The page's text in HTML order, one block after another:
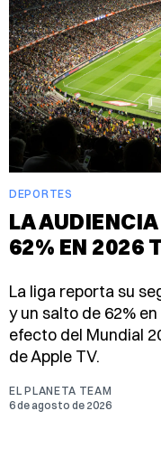
DEPORTES
LA
62% EN 2026
La liga reporta su
y un salto de 62%
efecto del Mundial
de Apple TV.
EL PLANETA TEAM
6 de agosto de 2026